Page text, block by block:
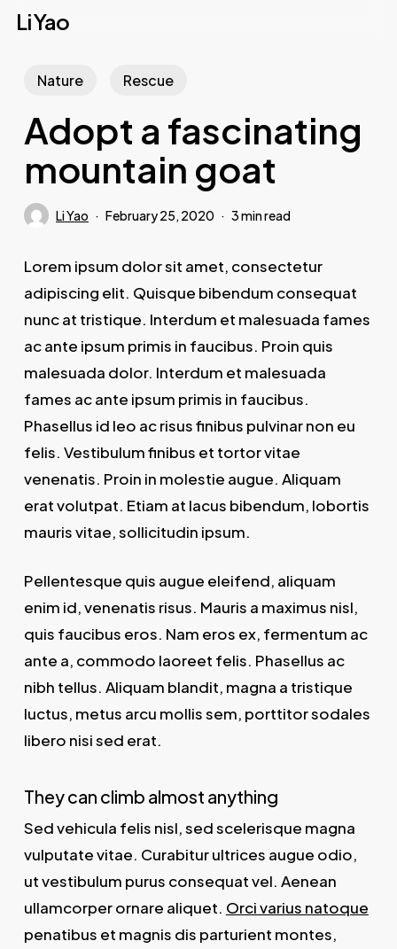
Skip
content
Li Yao
Nature Rescue
Adopt a fascinating
mountain goat
Li Yao February 25, 2020 3 min read
Lorem ipsum dolor sit amet, consectetur
adipiscing elit. Quisque bibendum consequat
nunc at tristique. Interdum et malesuada fames
ac ante ipsum primis in faucibus. Proin quis
malesuada dolor. Interdum et malesuada
fames ac ante ipsum primis in faucibus.
Phasellus id leo ac risus finibus pulvinar non eu
felis. Vestibulum finibus et tortor vitae
venenatis. Proin in molestie augue. Aliquam
erat volutpat. Etiam at lacus bibendum, lobortis
mauris vitae, sollicitudin ipsum.
Pellentesque quis augue eleifend, aliquam
enim id, venenatis risus. Mauris a maximus nisl,
quis faucibus eros. Nam eros ex, fermentum ac
ante a, commodo laoreet felis. Phasellus ac
nibh tellus. Aliquam blandit, magna a tristique
luctus, metus arcu mollis sem, porttitor sodales
libero nisi sed erat.
They can climb almost anything
Sed vehicula felis nisl, sed scelerisque magna
vulputate vitae. Curabitur ultrices augue odio,
ut vestibulum purus consequat vel. Aenean
ullamcorper ornare aliquet. Orci varius natoque
penatibus et magnis dis parturient montes,